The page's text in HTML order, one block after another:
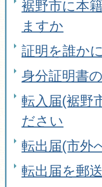
裾野市に本
ますか
証明を誰か
身分証明書
転入届(裾野
ださい
転出届(市外
転出届を郵